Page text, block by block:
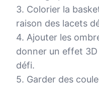
3. Colorier la
raison des lacets
4. Ajouter les
donner un effet
défi.
5. Garder des